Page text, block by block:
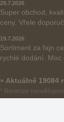
29.7.2026
Super obchod,
ceny. Vřele
19.7.2026
Sortiment za fajn
rychlé dodání. Moc
» Aktuálně 19084
* Recenze